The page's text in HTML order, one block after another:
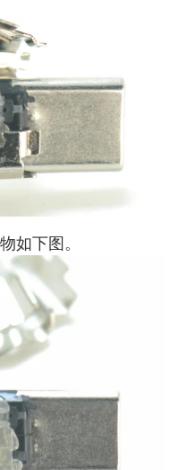
如下图。